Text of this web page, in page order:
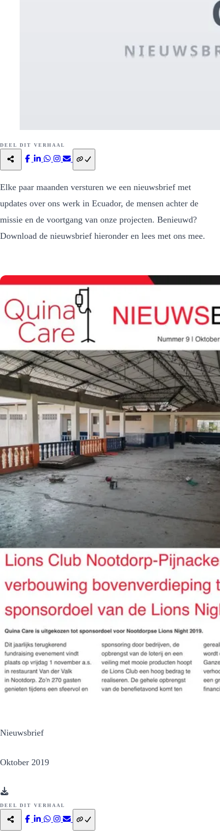
DEEL DIT VERHAAL
Elke paar maanden versturen we een nieuwsbrief met
updates over ons werk in Ecuador, de mensen achter de
missie en de voortgang van onze projecten. Benieuwd?
Download de nieuwsbrief hieronder en lees met ons mee.
Nieuwsbrief
Oktober 2019
DEEL DIT VERHAAL